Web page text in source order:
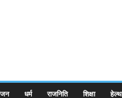
धर्म राजनिति शिक्षा हेल्थ